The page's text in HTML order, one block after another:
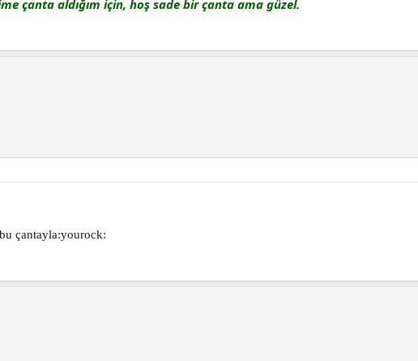
çanta aldığım için, hoş sade bir çanta ama güzel.
çantayla:yourock: